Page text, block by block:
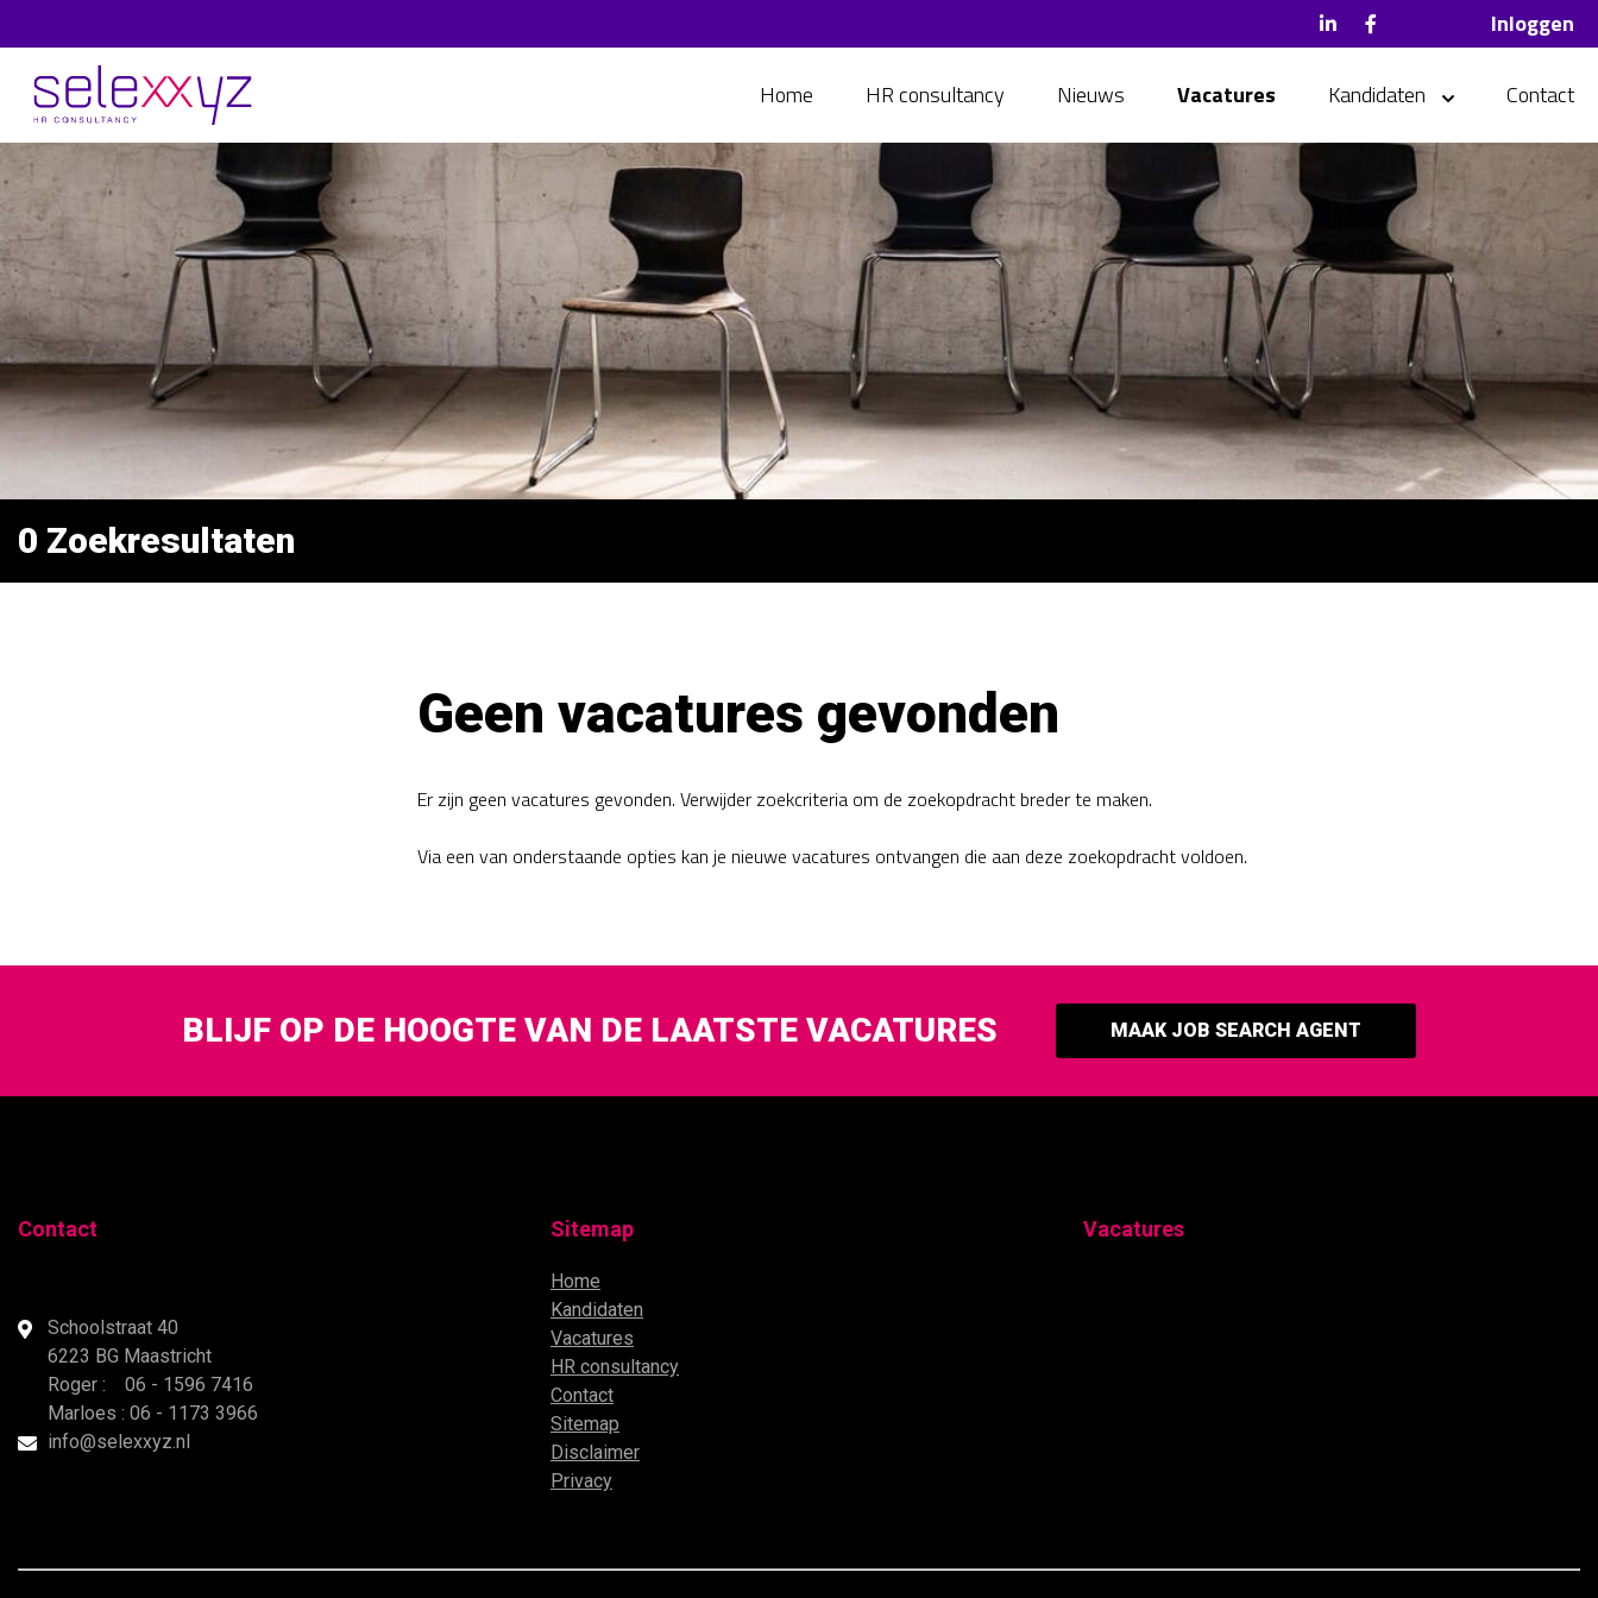
Inloggen
Home HR consultancy Nieuws Vacatures Kandidaten Contact
0 Zoekresultaten
Geen vacatures gevonden
Er zijn geen vacatures gevonden. Verwijder zoekcriteria om de zoekopdracht breder te maken.
Via een van onderstaande opties kan je nieuwe vacatures ontvangen die aan deze zoekopdracht voldoen.
BLIJF OP DE HOOGTE VAN DE LAATSTE VACATURES MAAK JOB SEARCH AGENT
Contact
Schoolstraat 40
6223 BG Maastricht
Roger : 06 - 1596 7416
Marloes : 06 - 1173 3966
info@selexxyz.nl
Sitemap
Home
Kandidaten
Vacatures
HR consultancy
Contact
Sitemap
Disclaimer
Privacy
Vacatures